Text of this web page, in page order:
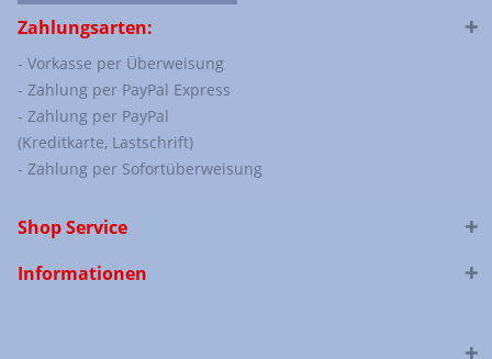
Zahlungsarten:
- Vorkasse per Überweisung
- Zahlung per PayPal Express
- Zahlung per PayPal
(Kreditkarte, Lastschrift)
- Zahlung per Sofortüberweisung
Shop Service
Informationen